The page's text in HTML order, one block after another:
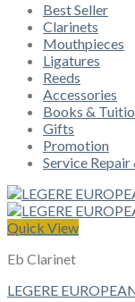
Best Seller
Clarinets
Mouthpieces
Ligatures
Reeds
Accessories
Books &
Gifts
Promotion
Service
Quick View
Eb Clarinet
LEGERE